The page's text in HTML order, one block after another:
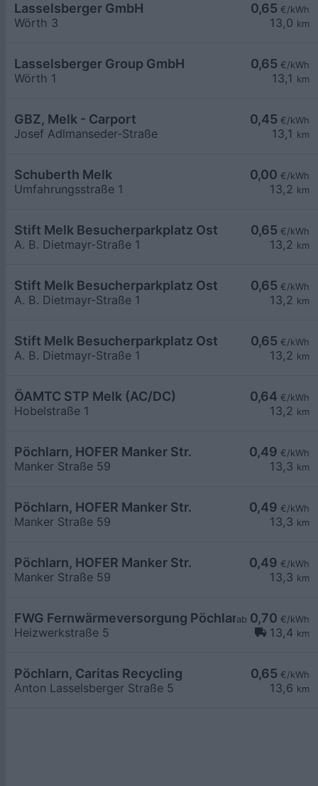
0,65 €/kWh
13,0 km
Lasselsberger GmbH
Wörth 3
0,65 €/kWh
13,1 km
Lasselsberger Group GmbH
Wörth 1
0,45 €/kWh
13,1 km
GBZ, Melk - Carport
Josef Adlmanseder-Straße
0,00 €/kWh
13,2 km
Schuberth Melk
Umfahrungsstraße 1
0,65 €/kWh
13,2 km
Stift Melk Besucherparkplatz Ost
A. B. Dietmayr-Straße 1
0,65 €/kWh
13,2 km
Stift Melk Besucherparkplatz Ost
A. B. Dietmayr-Straße 1
0,65 €/kWh
13,2 km
Stift Melk Besucherparkplatz Ost
A. B. Dietmayr-Straße 1
0,64 €/kWh
13,2 km
ÖAMTC STP Melk (AC/DC)
Hobelstraße 1
0,49 €/kWh
13,3 km
Pöchlarn, HOFER Manker Str.
Manker Straße 59
0,49 €/kWh
13,3 km
Pöchlarn, HOFER Manker Str.
Manker Straße 59
0,49 €/kWh
13,3 km
Pöchlarn, HOFER Manker Str.
Manker Straße 59
ab 0,70 €/kWh
13,4 km
FWG Fernwärmeversorgung Pöchlarn
Heizwerkstraße 5
0,65 €/kWh
13,6 km
Pöchlarn, Caritas Recycling
Anton Lasselsberger Straße 5